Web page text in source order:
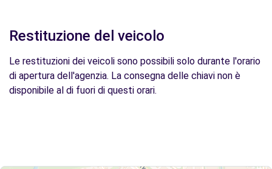
Restituzione del veicolo
Le restituzioni dei veicoli sono possibili solo durante l'orario
di apertura dell'agenzia. La consegna delle chiavi non è
disponibile al di fuori di questi orari.